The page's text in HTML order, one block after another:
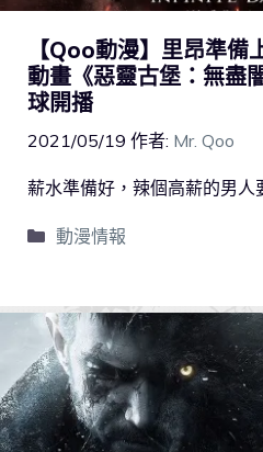
【Qoo動漫】里昂準備
動畫《惡靈古堡：無盡
球開播
2021/05/19 作者: Mr. Qoo
薪水準備好，辣個高薪的男人
動漫情報